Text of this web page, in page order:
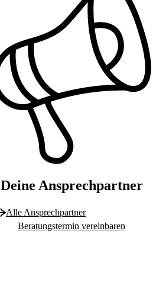
Deine Ansprechpartner
Alle Ansprechpartner
Beratungstermin vereinbaren